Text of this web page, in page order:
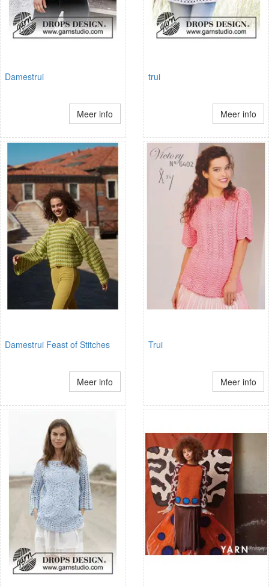
Damestrui
Meer info
trui
Meer info
Damestrui Feast of Stitches
Meer info
Trui
Meer info